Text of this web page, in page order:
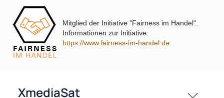
Weitere Informationen - Multischalter f�r Quad LNBs
Mitglied der Initiative "Fairness im Handel".
Informationen zur Initiative:
https://www.fairness-im-handel.de
AGB
Kontakt
Service
Preisliste
Versandkosten
Zahlungsarten